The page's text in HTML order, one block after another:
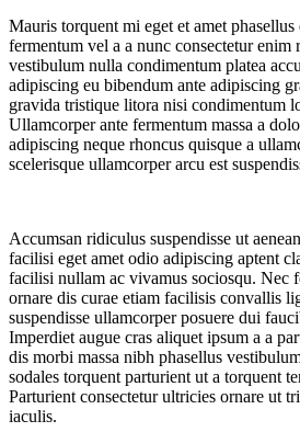
Mauris torquent mi eget et amet
fermentum vel a a nunc consectetur
vestibulum nulla condimentum platea
adipiscing eu bibendum ante adipiscing
gravida tristique litora nisi condimentum
Ullamcorper ante fermentum massa a
adipiscing neque rhoncus quisque a
scelerisque ullamcorper arcu est
Accumsan ridiculus suspendisse ut
facilisi eget amet odio adipiscing aptent
facilisi nullam ac vivamus sociosqu. Nec
ornare dis curae etiam facilisis convallis
suspendisse ullamcorper posuere dui
Imperdiet augue cras aliquet ipsum a a
dis morbi massa nibh phasellus
sodales torquent parturient ut a torquent
Parturient consectetur ultricies ornare ut
iaculis.